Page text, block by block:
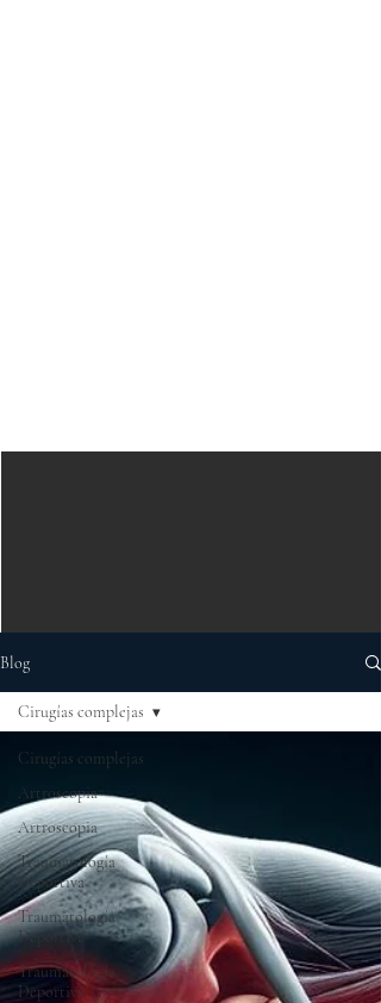
Blog
Cirugías complejas
Artroscopia
Artroscopia
Traumatología
Deportiva
Traumatología
Deportiva
Traumatología
Deportiva
Cirugías complejas